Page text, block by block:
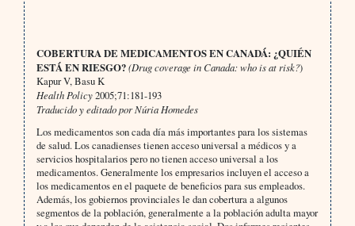
COBERTURA DE MEDICAMENTOS EN CANADÁ: ¿QUIÉN
ESTÁ EN RIESGO?(Drug coverage in Canada: who is at risk?)
Kapur V, Basu K
Health Policy2005;71:181-193
Traducido y editado por Núria Homedes
Los medicamentos son cada día más importantes para los sistemas
de salud. Los canadienses tienen acceso universal a médicos y a
servicios hospitalarios pero no tienen acceso universal a los
medicamentos. Generalmente los empresarios incluyen el acceso a
los medicamentos en el paquete de beneficios para sus empleados.
Además, los gobiernos provinciales le dan cobertura a algunos
segmentos de la población, generalmente a la población adulta mayor